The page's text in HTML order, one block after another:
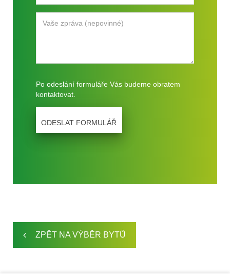
Po odeslání formuláře Vás budeme obratem
kontaktovat.
ZPĚT NA VÝBĚR BYTŮ